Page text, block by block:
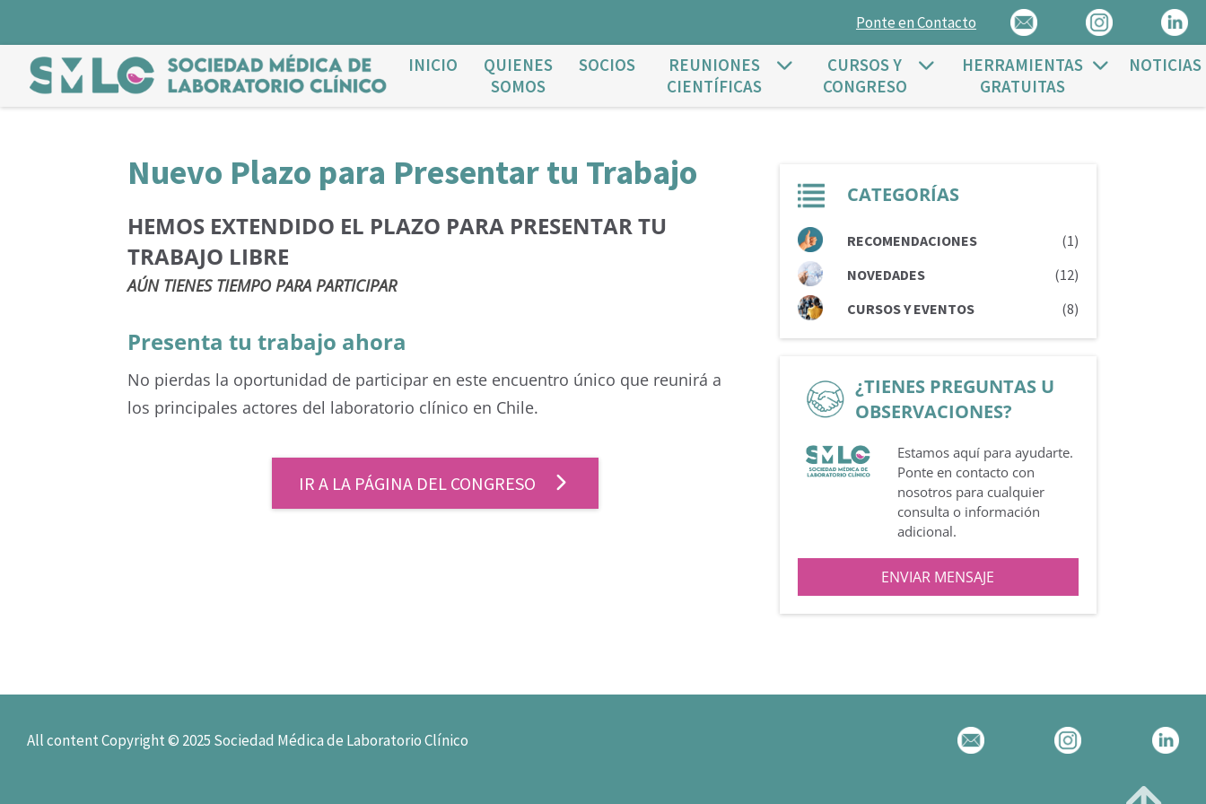
Ponte en Contacto
INICIO
QUIENES
SOMOS
SOCIOS
REUNIONES
CIENTÍFICAS
CURSOS Y
CONGRESO
HERRAMIENTAS
GRATUITAS
NOTICIAS
Nuevo Plazo para Presentar tu Trabajo
HEMOS EXTENDIDO EL PLAZO PARA PRESENTAR TU
TRABAJO LIBRE
AÚN TIENES TIEMPO PARA PARTICIPAR
Presenta tu trabajo ahora
No pierdas la oportunidad de participar en este encuentro único que reunirá a
los principales actores del laboratorio clínico en Chile.
IR A LA PÁGINA DEL CONGRESO
CATEGORÍAS
RECOMENDACIONES
(1)
NOVEDADES
(12)
CURSOS Y EVENTOS
(8)
¿TIENES PREGUNTAS U
OBSERVACIONES?
Estamos aquí para ayudarte.
Ponte en contacto con
nosotros para cualquier
consulta o información
adicional.
ENVIAR MENSAJE
All content Copyright © 2025 Sociedad Médica de Laboratorio Clínico